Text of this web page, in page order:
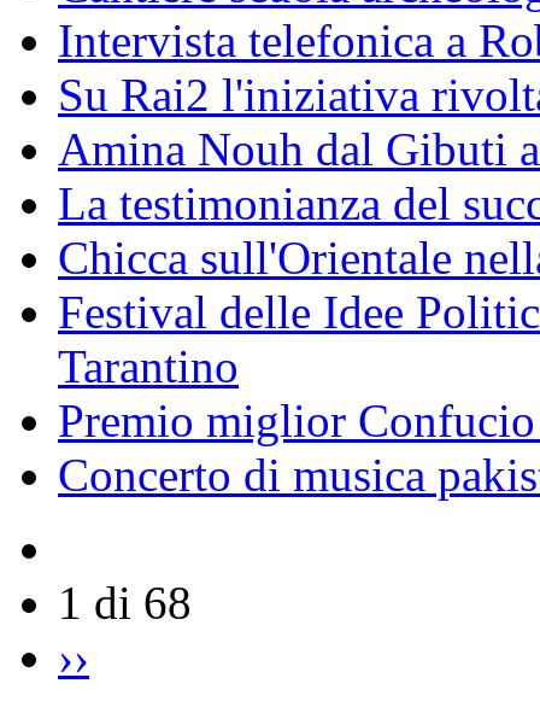
Intervista telefonica a
Su Rai2 l'iniziativa
Amina Nouh dal Gibuti
La testimonianza del
Chicca sull'Orientale
Festival delle Idee
Tarantino
Premio miglior
Concerto di musica
1 di 68
››